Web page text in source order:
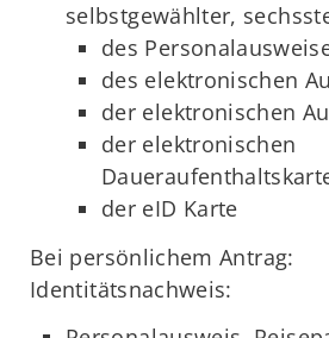
selbstgewählter,
des
des elektronischen
der elektronischen
der elektronischen
der eID Karte
Bei persönlichem Antrag:
Identitätsnachweis: